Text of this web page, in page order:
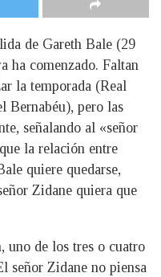
de Gareth Bale (29
ha comenzado. Faltan
la temporada (Real
Bernabéu), pero las
señalando al «señor
la relación entre
quiere quedarse,
Zidane quiera que
uno de los tres o cuatro
señor Zidane no piensa